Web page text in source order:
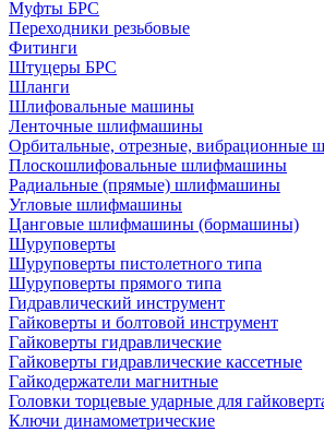
Муфты БРС
Переходники резьбовые
Фитинги
Штуцеры БРС
Шланги
Шлифовальные машины
Ленточные шлифмашины
Орбитальные, отрезные,
Плоскошлифовальные шлифмашины
Радиальные (прямые) шлифмашины
Угловые шлифмашины
Цанговые шлифмашины (бормашины)
Шуруповерты
Шуруповерты пистолетного типа
Шуруповерты прямого типа
Гидравлический инструмент
Гайковерты и болтовой инструмент
Гайковерты гидравлические
Гайковерты гидравлические кассетные
Гайкодержатели магнитные
Головки торцевые ударные для
Ключи динамометрические